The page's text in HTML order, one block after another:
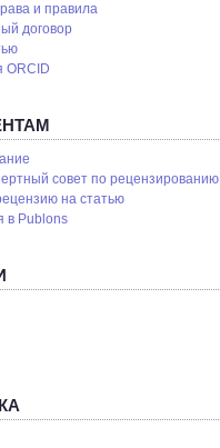
и правила
договор
ORCID
совет по рецензированию
на статью
в Publons